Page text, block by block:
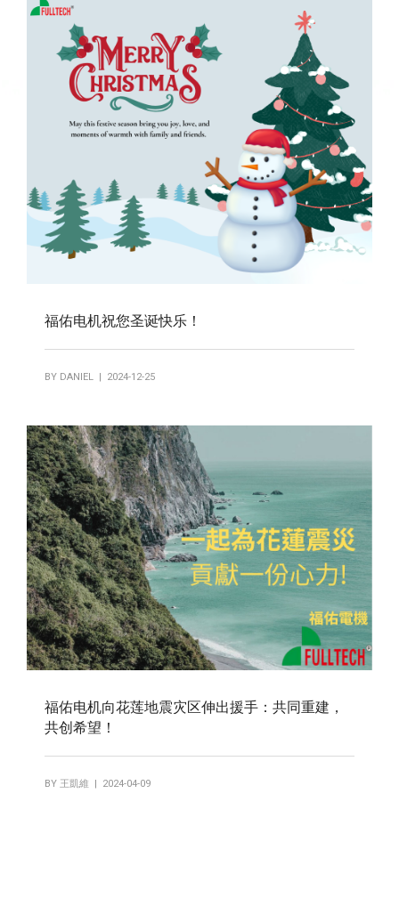
福佑电机祝您圣诞快乐！
BY DANIEL | 2024-12-25
福佑电机向花莲地震灾区伸出援手：共同重建，
共创希望！
BY 王凱維 | 2024-04-09